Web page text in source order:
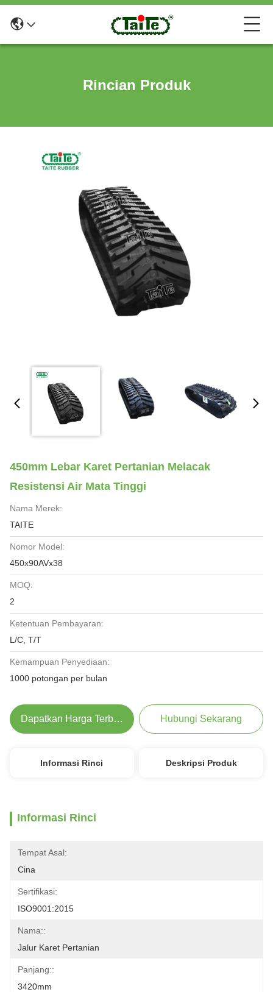
Rincian Produk
450mm Lebar Karet Pertanian Melacak
Resistensi Air Mata Tinggi
Nama Merek:
TAITE
Nomor Model:
450x90AVx38
MOQ:
2
Ketentuan Pembayaran:
L/C, T/T
Kemampuan Penyediaan:
1000 potongan per bulan
Dapatkan Harga Terbaik Hubungi Sekarang
Informasi Rinci Deskripsi Produk
Informasi Rinci
Tempat Asal:
Cina
Sertifikasi:
ISO9001:2015
Nama::
Jalur Karet Pertanian
Panjang::
3420mm